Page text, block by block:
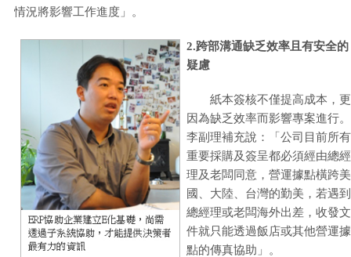
情況將影響工作進度」。
2.跨部溝通缺乏效率且有安全的
疑慮
紙本簽核不僅提高成本，更
因為缺乏效率而影響專案進行。
李副理補充說：「公司目前所有
重要採購及簽呈都必須經由總經
理及老闆同意，營運據點橫跨美
國、大陸、台灣的勤美，若遇到
總經理或老闆海外出差，收發文
件就只能透過飯店或其他營運據
點的傳真協助」。